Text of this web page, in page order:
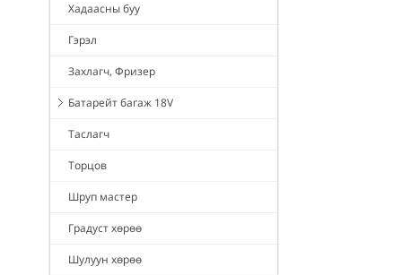
Хадаасны буу
Гэрэл
Захлагч, Фризер
Батарейт багаж 18V
Таслагч
Торцов
Шруп мастер
Градуст хөрөө
Шулуун хөрөө